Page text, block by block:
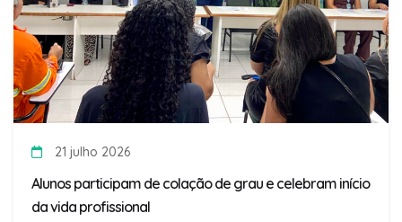
21 julho 2026
Alunos participam de colação de grau e celebram início
da vida profissional